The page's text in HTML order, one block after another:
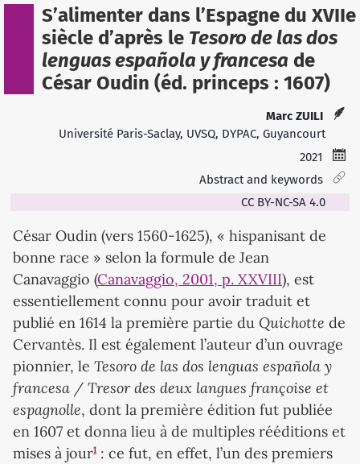
S’alimenter dans l’Espagne du XVIIe
siècle d’après le Tesoro de las dos
lenguas española y francesa de
César Oudin (éd. princeps : 1607)
Marc ZUILI
Université Paris-Saclay, UVSQ, DYPAC, Guyancourt
2021
Abstract and keywords
CC BY-NC-SA 4.0
César Oudin (vers 1560-1625), « hispanisant de
bonne race » selon la formule de Jean
Canavaggio (Canavaggio, 2001, p. XXVIII), est
essentiellement connu pour avoir traduit et
publié en 1614 la première partie du Quichotte de
Cervantès. Il est également l’auteur d’un ouvrage
pionnier, le Tesoro de las dos lenguas española y
francesa / Tresor des deux langues françoise et
espagnolle, dont la première édition fut publiée
en 1607 et donna lieu à de multiples rééditions et
mises à jour1 : ce fut, en effet, l’un des premiers